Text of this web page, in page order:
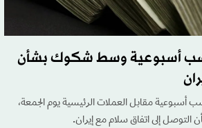
أسبوعية وسط شكوك بشأن
أسبوعية مقابل العملات الرئيسية يوم الجمعة،
التوصل إلى اتفاق سلام مع إيران.